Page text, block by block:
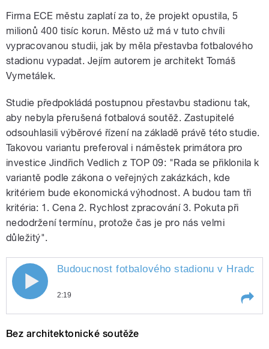
Firma ECE městu zaplatí za to, že projekt opustila, 5
milionů 400 tisíc korun. Město už má v tuto chvíli
vypracovanou studii, jak by měla přestavba fotbalového
stadionu vypadat. Jejím autorem je architekt Tomáš
Vymetálek.
Studie předpokládá postupnou přestavbu stadionu tak,
aby nebyla přerušená fotbalová soutěž. Zastupitelé
odsouhlasili výběrové řízení na základě právě této studie.
Takovou variantu preferoval i náměstek primátora pro
investice Jindřich Vedlich z TOP 09: "Rada se přiklonila k
variantě podle zákona o veřejných zakázkách, kde
kritériem bude ekonomická výhodnost. A budou tam tři
kritéria: 1. Cena 2. Rychlost zpracování 3. Pokuta při
nedodržení termínu, protože čas je pro nás velmi
důležitý".
Budoucnost fotbalového stadionu v Hradci
2:19
Hradci Králové je
Bez architektonické soutěže